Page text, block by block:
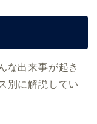
な出来事が起き
別に解説してい